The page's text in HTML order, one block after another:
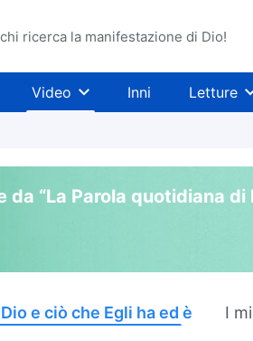
ricerca la manifestazione di Dio!
Video Inni Letture
“La Parola quotidiana di
e ciò che Egli ha ed è I